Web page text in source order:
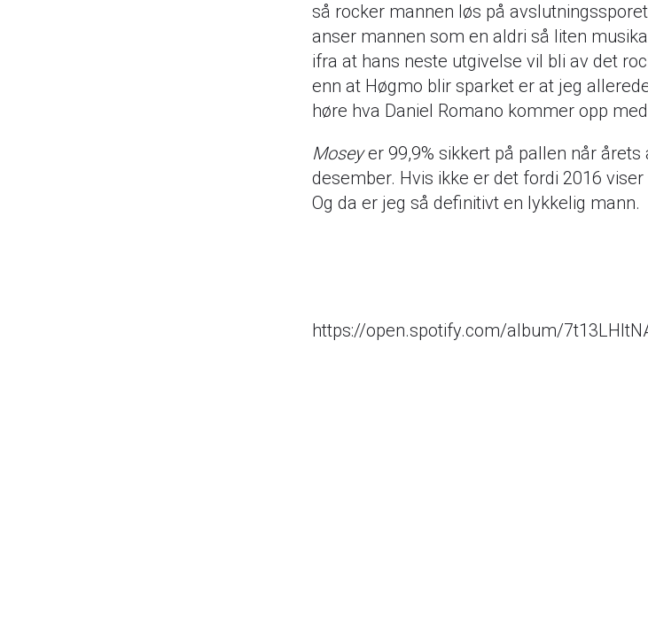
så rocker mannen løs på
anser mannen som en aldri så liten
ifra at hans neste utgivelse vil bli av det
enn at Høgmo blir sparket er at jeg
høre hva Daniel Romano kommer opp
Moseyer 99,9% sikkert på pallen når
desember. Hvis ikke er det fordi 2016
Og da er jeg så definitivt en lykkelig mann.
https://open.spotify.com/album/